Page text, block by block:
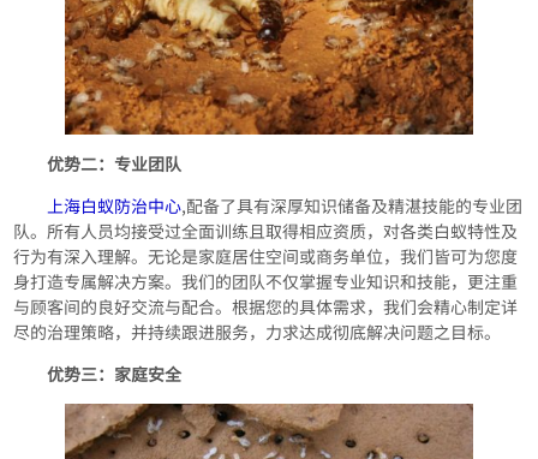
优势二：专业团队
上海白蚁防治中心,配备了具有深厚知识储备及精湛技能的专业团
队。所有人员均接受过全面训练且取得相应资质，对各类白蚁特性及
行为有深入理解。无论是家庭居住空间或商务单位，我们皆可为您度
身打造专属解决方案。我们的团队不仅掌握专业知识和技能，更注重
与顾客间的良好交流与配合。根据您的具体需求，我们会精心制定详
尽的治理策略，并持续跟进服务，力求达成彻底解决问题之目标。
优势三：家庭安全